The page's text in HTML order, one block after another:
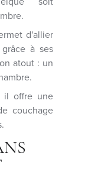
d'allier
à ses
atout : un
il offre une
couchage